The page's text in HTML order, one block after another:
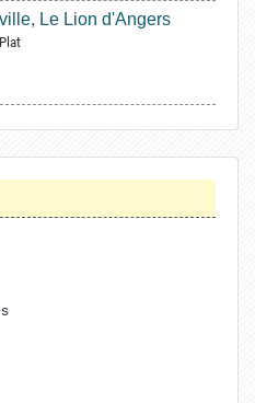
Le Lion d'Angers